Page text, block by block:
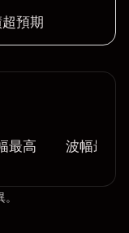
預期
最高 波幅最大